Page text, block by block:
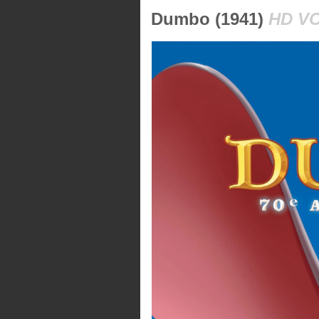
Dumbo (1941) HD